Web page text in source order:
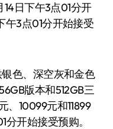
日下午3点01分开
午3点01分开始接受
色、深空灰和金色
版本和512GB三
、10099元和11899
开始接受预购。